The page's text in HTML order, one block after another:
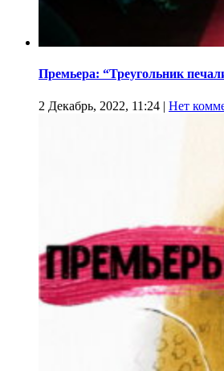
Премьера: “Треугольник
2 Декабрь, 2022, 11:24 | Нет